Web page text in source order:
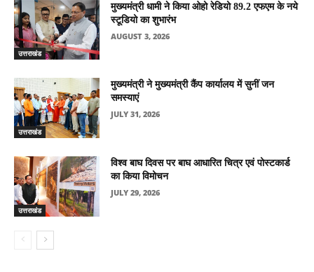
उत्तराखंड
मुख्यमंत्री धामी ने किया ओहो रेडियो 89.2 एफएम के नये
स्टूडियो का शुभारंभ
AUGUST 3, 2026
उत्तराखंड
मुख्यमंत्री ने मुख्यमंत्री कैंप कार्यालय में सुनीं जन
समस्याएं
JULY 31, 2026
उत्तराखंड
विश्व बाघ दिवस पर बाघ आधारित चित्र एवं पोस्टकार्ड
का किया विमोचन
JULY 29, 2026